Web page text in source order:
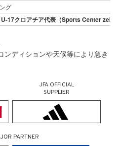
グ
17クロアチア代表（Sports Center
ディションや天候等により急き
JFA OFFICIAL
SUPPLIER
PARTNER